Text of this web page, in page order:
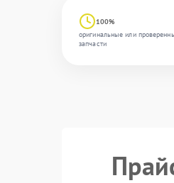
100%
оригинальные или
запчасти